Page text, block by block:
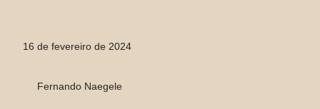
16 de fevereiro de 2024
Fernando Naegele